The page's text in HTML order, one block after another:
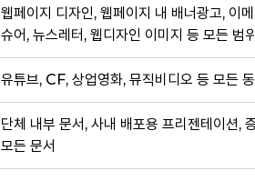
웹페이지 디자인, 웹페이지 내 배너광고, 이
슈어, 뉴스레터, 웹디자인 이미지 등 모든 범위
유튜브, CF, 상업영화, 뮤직비디오 등 모든
단체 내부 문서, 사내 배포용 프리젠테이션,
모든 문서